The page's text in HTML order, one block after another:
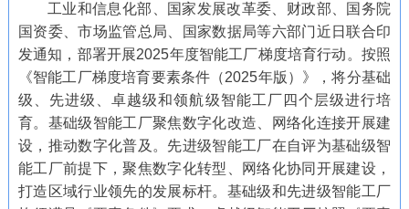
工业和信息化部、国家发展改革委、财政部、国务院
国资委、市场监管总局、国家数据局等六部门近日联合印
发通知，部署开展2025年度智能工厂梯度培育行动。按照
《智能工厂梯度培育要素条件（2025年版）》，将分基础
级、先进级、卓越级和领航级智能工厂四个层级进行培
育。基础级智能工厂聚焦数字化改造、网络化连接开展建
设，推动数字化普及。先进级智能工厂在自评为基础级智
能工厂前提下，聚焦数字化转型、网络化协同开展建设，
打造区域行业领先的发展标杆。基础级和先进级智能工厂